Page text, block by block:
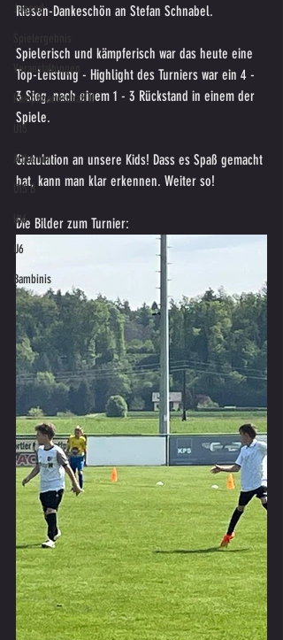
Jugend
Veranstaltungen
Kampfmannschaft II
U15
Altherren
U15 B
U16
U6
Bambinis
Riesen-Dankeschön an Stefan Schnabel.
Spielerisch und kämpferisch war das heute eine
Top-Leistung - Highlight des Turniers war ein 4 -
3 Sieg, nach einem 1 - 3 Rückstand in einem der
Spiele.
Gratulation an unsere Kids! Dass es Spaß gemacht
hat, kann man klar erkennen. Weiter so!
Die Bilder zum Turnier: